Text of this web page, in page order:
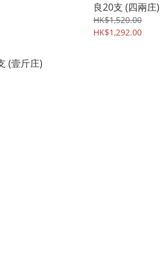
良20支 (四兩庄)
HK$1,520.00
HK$1,292.00